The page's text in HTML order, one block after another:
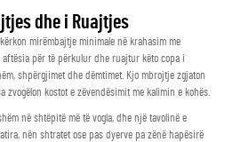
dhe i Ruajtjes
mirëmbajtje minimale në krahasim me
për të përkulur dhe ruajtur këto copa i
shpërgjimet dhe dëmtimet. Kjo mbrojtje zgjaton
zvogëlon kostot e zëvendësimit me kalimin e kohës.
në shtëpitë më të vogla, dhe një tavolinë e
nën shtratet ose pas dyerve pa zënë hapësirë